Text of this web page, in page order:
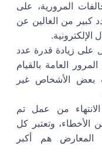
المرورية، على
كبير من الغالين عن
الإلكترونية.
على زيادة قدرة عدد
العامة بالقيام
بعض الأشخاص غير
من عمل تم
الأخطاء، وتعتبر كل
المعارض هم أكبر